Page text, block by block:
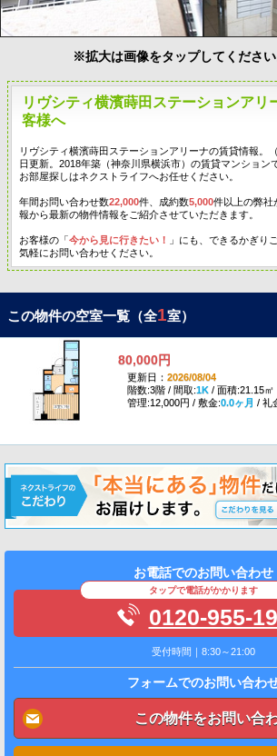
※拡大は画像をタップしてください
リヴシティ横濱蒔田ステーションアリ
客様へ
リヴシティ横濱蒔田ステーションアリーナの賃貸情報。
日更新。2018年築（神奈川県横浜市）の賃貸マンション
お部屋探しはネクストライフへお任せください。
年間お問い合わせ数22,000件、成約数5,000件以上の弊社
報から最新の物件情報をご紹介させていただきます。
お客様の「今から見に行きたい！
」にも、できるかぎり
気軽にお問い合わせください。
この物件の空室一覧（全1室）
80,000円
更新日： 2026/08/04
階数:3階 / 間取:1K/ 面積:21.15㎡
管理:12,000円 / 敷金:0.0ヶ月 / 礼
お電話でのお問い合わせ
タップで電話がかかります
0120-955-
受付時間｜8:30～21:00
フォームでのお問い合わ
この物件をお問い合